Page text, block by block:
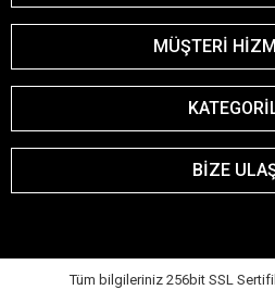
MÜŞTERİ
BİZE
Tüm bilgileriniz 256bit SSL